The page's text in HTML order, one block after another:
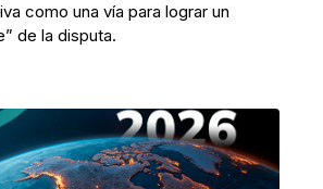
como una vía para lograr un
de la disputa.